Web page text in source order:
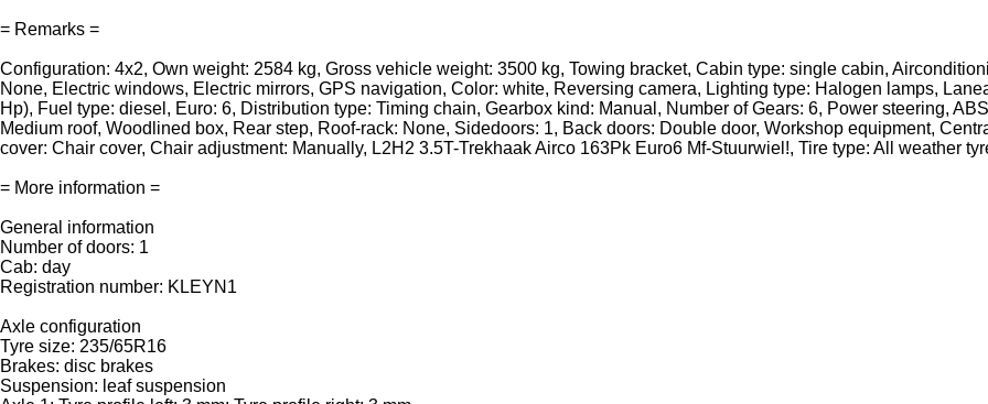
= Remarks =
Configuration: 4x2, Own weight: 2584 kg, Gross vehicle weight: 3500 kg, Towing bracket, Cabin type: single cabin,
None, Electric windows, Electric mirrors, GPS navigation, Color: white, Reversing camera, Lighting type: Halogen lamps,
Hp), Fuel type: diesel, Euro: 6, Distribution type: Timing chain, Gearbox kind: Manual, Number of Gears: 6, Power steering,
Medium roof, Woodlined box, Rear step, Roof-rack: None, Sidedoors: 1, Back doors: Double door, Workshop equipment,
cover: Chair cover, Chair adjustment: Manually, L2H2 3.5T-Trekhaak Airco 163Pk Euro6 Mf-Stuurwiel!, Tire type: All weather
= More information =
General information
Number of doors: 1
Cab: day
Registration number: KLEYN1
Axle configuration
Tyre size: 235/65R16
Brakes: disc brakes
Suspension: leaf suspension